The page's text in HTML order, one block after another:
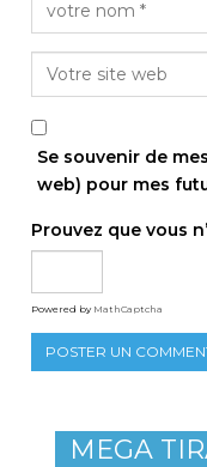
Se souvenir de
web) pour mes
Prouvez que vous
Powered by MathCaptcha
MEGA